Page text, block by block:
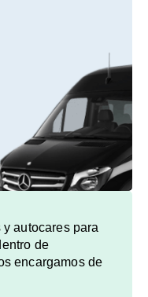
autocares para
de
encargamos de